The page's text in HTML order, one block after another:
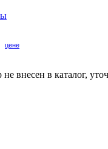
цене
внесен в каталог,